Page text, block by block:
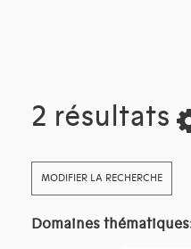
2 résultats
MODIFIER LA RECHERCHE
Domaines